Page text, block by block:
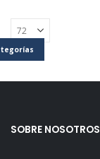
SOBRE NOSOTROS